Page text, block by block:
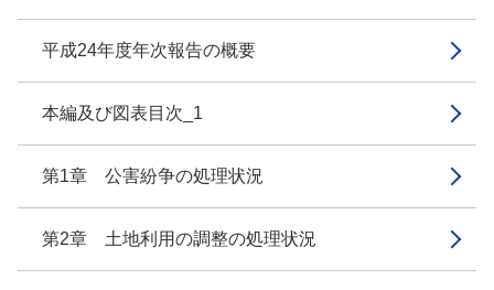
平成24年度年次報告の概要
本編及び図表目次_1
第1章 公害紛争の処理状況
第2章 土地利用の調整の処理状況